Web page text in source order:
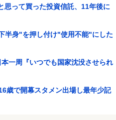
思って買った投資信託、11年後に
半身"を押し付け"使用不能"にした
一周『いつでも国家沈没させられ
歳で開幕スタメン出場し最年少記